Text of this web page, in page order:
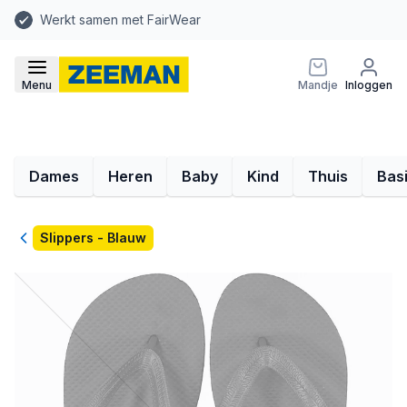
Werkt samen met FairWear
Menu Mandje Inloggen
Dames Heren Baby Kind Thuis
TerugSlippers - Blauw